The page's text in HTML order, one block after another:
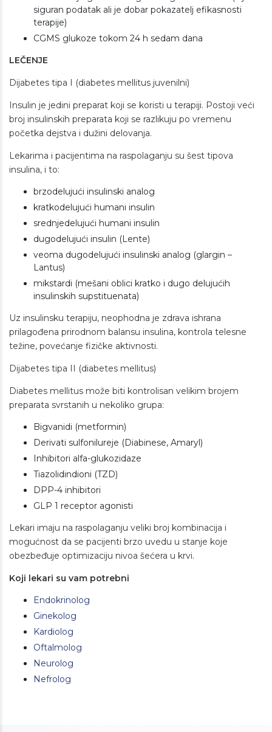
siguran podatak ali je dobar pokazatelj efikasnosti
terapije)
CGMS glukoze tokom 24 h sedam dana
LEČENJE
Dijabetes tipa I (diabetes mellitus juvenilni)
Insulin je jedini preparat koji se koristi u terapiji. Postoji veći
broj insulinskih preparata koji se razlikuju po vremenu
početka dejstva i dužini delovanja.
Lekarima i pacijentima na raspolaganju su šest tipova
insulina, i to:
brzodelujući insulinski analog
kratkodelujući humani insulin
srednjedelujući humani insulin
dugodelujući insulin (Lente)
veoma dugodelujući insulinski analog (glargin –
Lantus)
mikstardi (mešani oblici kratko i dugo delujućih
insulinskih supstituenata)
Uz insulinsku terapiju, neophodna je zdrava ishrana
prilagođena prirodnom balansu insulina, kontrola telesne
težine, povećanje fizičke aktivnosti.
Dijabetes tipa II (diabetes mellitus)
Diabetes mellitus može biti kontrolisan velikim brojem
preparata svrstanih u nekoliko grupa:
Bigvanidi (metformin)
Derivati sulfonilureje (Diabinese, Amaryl)
Inhibitori alfa-glukozidaze
Tiazolidindioni (TZD)
DPP-4 inhibitori
GLP 1 receptor agonisti
Lekari imaju na raspolaganju veliki broj kombinacija i
mogućnost da se pacijenti brzo uvedu u stanje koje
obezbeđuje optimizaciju nivoa šećera u krvi.
Koji lekari su vam potrebni
Endokrinolog
Ginekolog
Kardiolog
Oftalmolog
Neurolog
Nefrolog